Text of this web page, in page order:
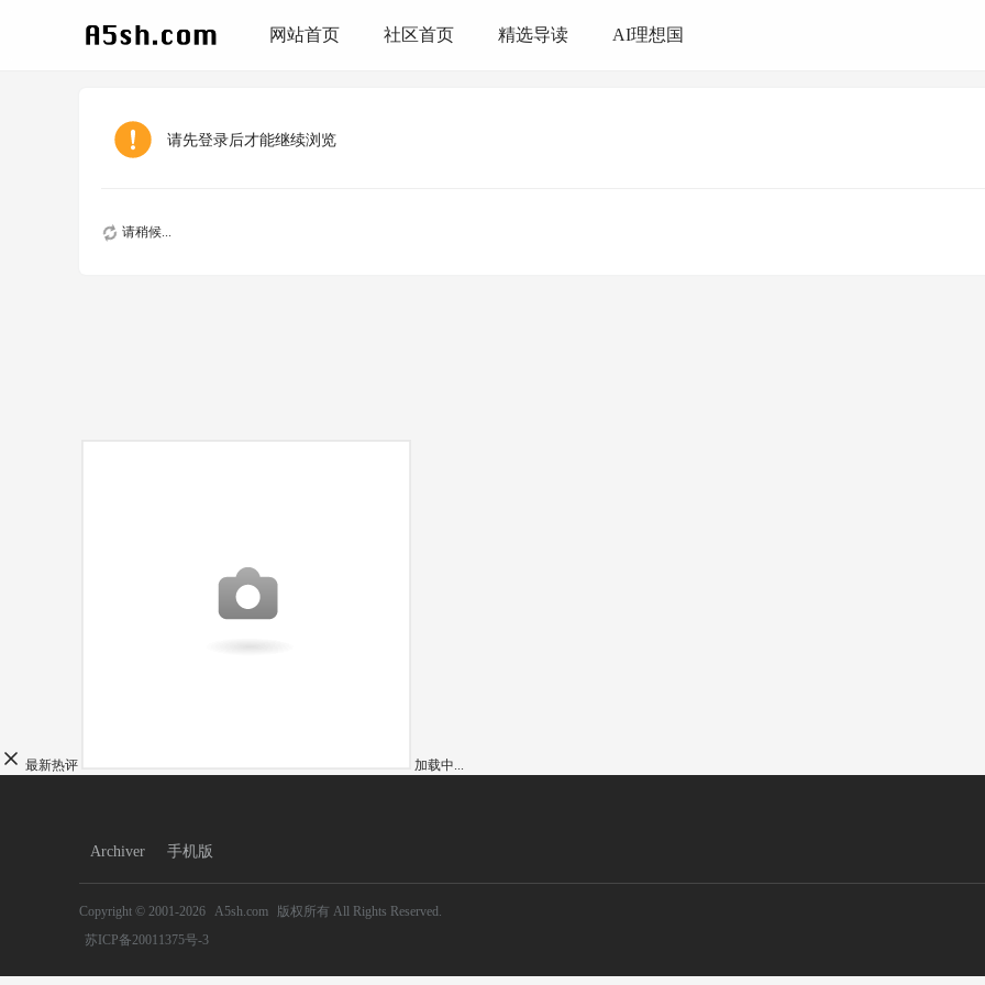
网站首页 社区首页 精选导读 AI理想国
请先登录后才能继续浏览
请稍候...
最新热评 加载中...
Archiver 手机版
Copyright © 2001-2026 A5sh.com 版权所有 All Rights Reserved.
苏ICP备20011375号-3